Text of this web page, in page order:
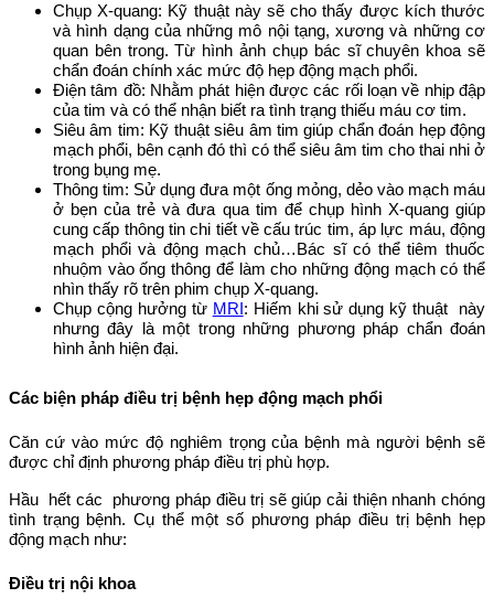
Chụp X-quang: Kỹ thuật này sẽ cho thấy được kích thước
và hình dạng của những mô nội tạng, xương và những cơ
quan bên trong. Từ hình ảnh chụp bác sĩ chuyên khoa sẽ
chẩn đoán chính xác mức độ hẹp động mạch phổi.
Điện tâm đồ: Nhằm phát hiện được các rối loạn về nhịp đập
của tim và có thể nhận biết ra tình trạng thiếu máu cơ tim.
Siêu âm tim: Kỹ thuật siêu âm tim giúp chẩn đoán hẹp động
mạch phổi, bên cạnh đó thì có thể siêu âm tim cho thai nhi ở
trong bụng mẹ.
Thông tim: Sử dụng đưa một ống mỏng, dẻo vào mạch máu
ở bẹn của trẻ và đưa qua tim để chụp hình X-quang giúp
cung cấp thông tin chi tiết về cấu trúc tim, áp lực máu, động
mạch phổi và động mạch chủ…Bác sĩ có thể tiêm thuốc
nhuộm vào ống thông để làm cho những động mạch có thể
nhìn thấy rõ trên phim chụp X-quang.
Chụp cộng hưởng từ MRI: Hiếm khi sử dụng kỹ thuật này
nhưng đây là một trong những phương pháp chẩn đoán
hình ảnh hiện đại.
Các biện pháp điều trị bệnh hẹp động mạch phổi
Căn cứ vào mức độ nghiêm trọng của bệnh mà người bệnh sẽ
được chỉ định phương pháp điều trị phù hợp.
Hầu hết các phương pháp điều trị sẽ giúp cải thiện nhanh chóng
tình trạng bệnh. Cụ thể một số phương pháp điều trị bệnh hẹp
động mạch như:
Điều trị nội khoa